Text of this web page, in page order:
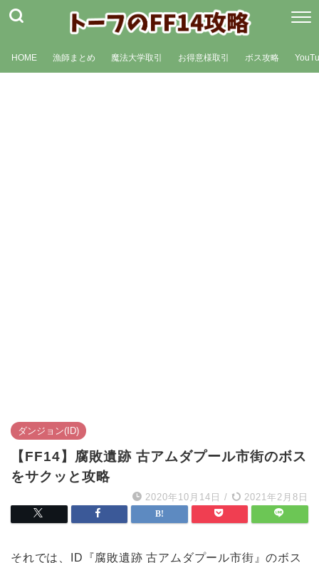
HOME 漁師まとめ 魔法大学取引 お得意様取引 ボス攻略
ダンジョン(ID)
【FF14】腐敗遺跡 古アムダプール市街のボス
をサクッと攻略
2020年10月14日 / 2021年2月8日
それでは、ID『腐敗遺跡 古アムダプール市街』のボス